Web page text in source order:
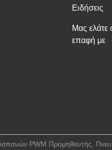
Ειδήσεις
Μας ελάτε
επαφή με
PWM Προμηθευτής.